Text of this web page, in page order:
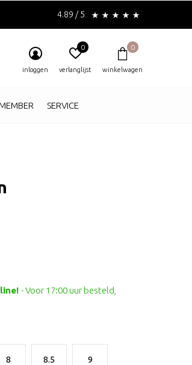
SERVICE
inloggen verlanglijst
0
winkelwagen
0
4.89 / 5
- Voor 17:00 uur besteld,
8 8.5 9